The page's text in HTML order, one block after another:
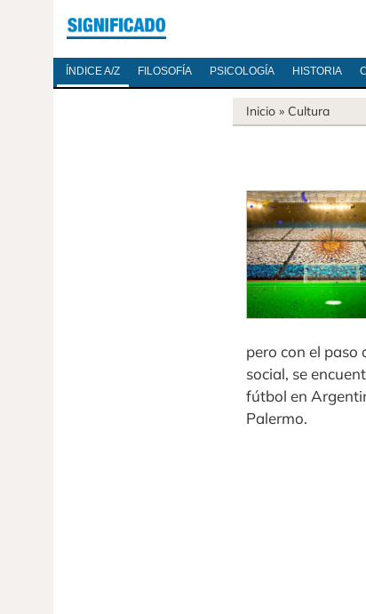
ÍNDICE A/Z FILOSOFÍA PSICOLOGÍA HISTORIA
Inicio » Cultura
pero con el paso
social, se
fútbol en
Palermo.